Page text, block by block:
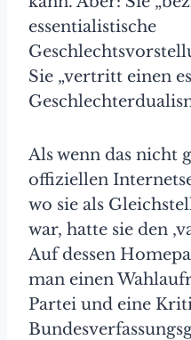
essentialistische
Sie „vertritt einen
Als wenn das nicht
offiziellen
wo sie als
war, hatte sie den
Auf dessen
man einen
Partei und eine